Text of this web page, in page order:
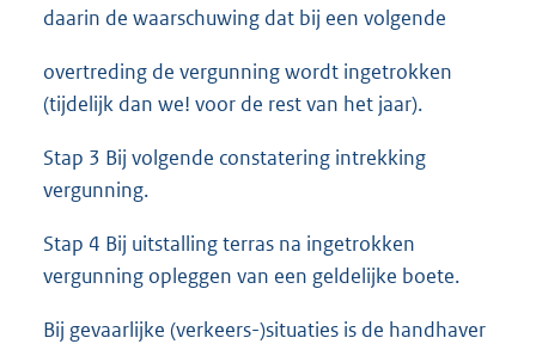
daarin de waarschuwing dat bij een volgende
overtreding de vergunning wordt ingetrokken
(tijdelijk dan we! voor de rest van het jaar).
Stap 3 Bij volgende constatering intrekking
vergunning.
Stap 4 Bij uitstalling terras na ingetrokken
vergunning opleggen van een geldelijke boete.
Bij gevaarlijke (verkeers-)situaties is de handhaver